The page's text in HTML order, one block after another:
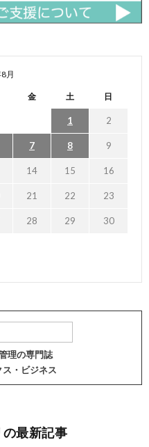
月
金 土 日
1 2
7 8 9
14 15 16
21 22 23
28 29 30
理の専門誌
ス・ビジネス
の最新記事